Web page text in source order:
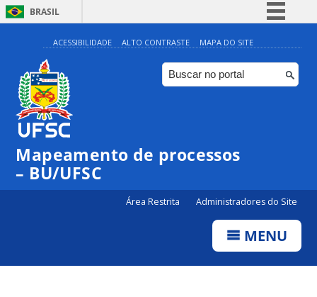
BRASIL
Simplifique!
Comunica BR
Participe
Canais
ACESSIBILIDADE ALTO CONTRASTE MAPA DO SITE
Mapeamento de processos
– BU/UFSC
Área Restrita Administradores do Site
MENU